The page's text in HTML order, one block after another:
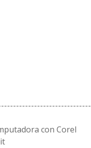
con Corel